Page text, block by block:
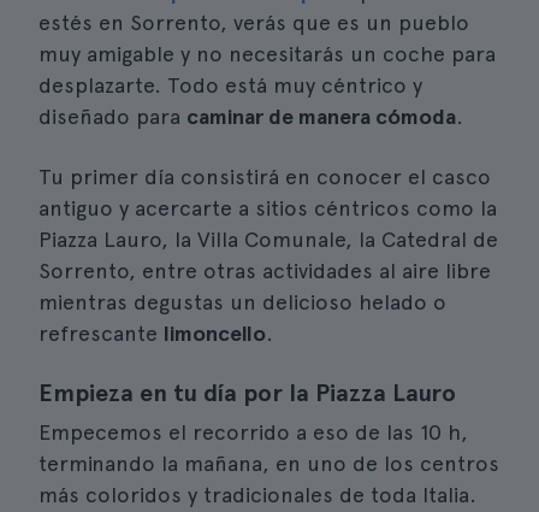
estés en Sorrento, verás que es un pueblo
muy amigable y no necesitarás un coche para
desplazarte. Todo está muy céntrico y
diseñado para caminar de manera cómoda.
Tu primer día consistirá en conocer el casco
antiguo y acercarte a sitios céntricos como la
Piazza Lauro, la Villa Comunale, la Catedral de
Sorrento, entre otras actividades al aire libre
mientras degustas un delicioso helado o
refrescante limoncello.
Empieza en tu día por la Piazza Lauro
Empecemos el recorrido a eso de las 10 h,
terminando la mañana, en uno de los centros
más coloridos y tradicionales de toda Italia.